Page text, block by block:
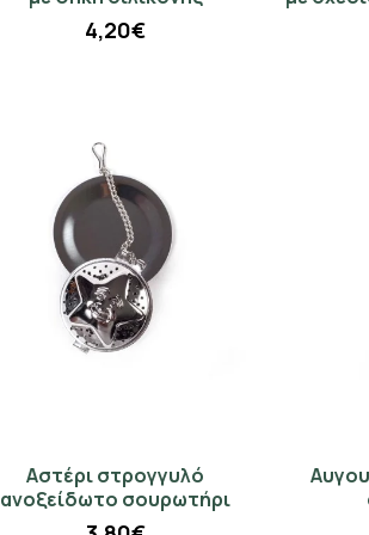
4,20€
Αστέρι στρογγυλό
ανοξείδωτο σουρωτήρι